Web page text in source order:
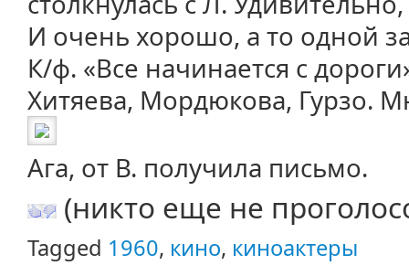
И очень хорошо, а то одной
К/ф. «Все начинается с
Хитяева, Мордюкова, Гурзо.
Ага, от В. получила письмо.
(никто еще не
Tagged 1960, кино, киноактеры